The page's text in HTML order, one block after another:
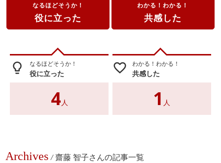
なるほどそうか！
役に立った
わかる！わかる！
共感した
lightbulb_outline なるほどそうか！
役に立った
4 人
favorite_border わかる！わかる！
共感した
1 人
Archives / 齋藤 智子さんの記事一覧